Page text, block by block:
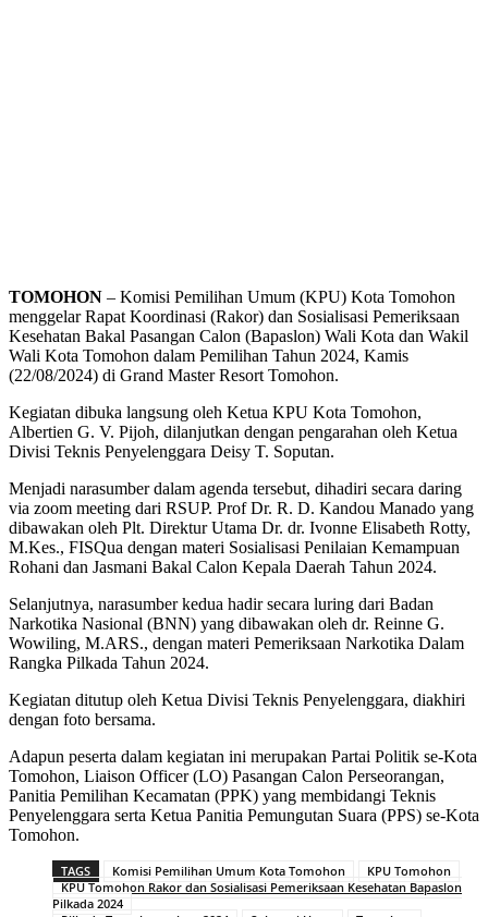
TOMOHON – Komisi Pemilihan Umum (KPU) Kota Tomohon
menggelar Rapat Koordinasi (Rakor) dan Sosialisasi Pemeriksaan
Kesehatan Bakal Pasangan Calon (Bapaslon) Wali Kota dan Wakil
Wali Kota Tomohon dalam Pemilihan Tahun 2024, Kamis
(22/08/2024) di Grand Master Resort Tomohon.
Kegiatan dibuka langsung oleh Ketua KPU Kota Tomohon,
Albertien G. V. Pijoh, dilanjutkan dengan pengarahan oleh Ketua
Divisi Teknis Penyelenggara Deisy T. Soputan.
Menjadi narasumber dalam agenda tersebut, dihadiri secara daring
via zoom meeting dari RSUP. Prof Dr. R. D. Kandou Manado yang
dibawakan oleh Plt. Direktur Utama Dr. dr. Ivonne Elisabeth Rotty,
M.Kes., FISQua dengan materi Sosialisasi Penilaian Kemampuan
Rohani dan Jasmani Bakal Calon Kepala Daerah Tahun 2024.
Selanjutnya, narasumber kedua hadir secara luring dari Badan
Narkotika Nasional (BNN) yang dibawakan oleh dr. Reinne G.
Wowiling, M.ARS., dengan materi Pemeriksaan Narkotika Dalam
Rangka Pilkada Tahun 2024.
Kegiatan ditutup oleh Ketua Divisi Teknis Penyelenggara, diakhiri
dengan foto bersama.
Adapun peserta dalam kegiatan ini merupakan Partai Politik se-Kota
Tomohon, Liaison Officer (LO) Pasangan Calon Perseorangan,
Panitia Pemilihan Kecamatan (PPK) yang membidangi Teknis
Penyelenggara serta Ketua Panitia Pemungutan Suara (PPS) se-Kota
Tomohon.
TAGS Komisi Pemilihan Umum Kota Tomohon
KPU Tomohon
KPU Tomohon Rakor dan Sosialisasi Pemeriksaan Kesehatan Bapaslon
Pilkada 2024